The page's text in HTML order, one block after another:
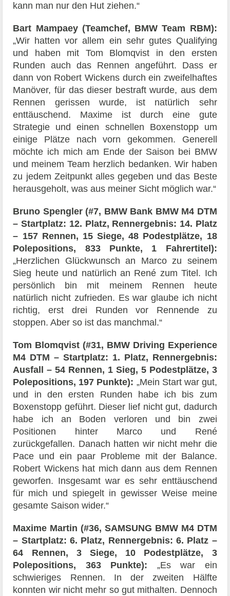
kann man nur den Hut ziehen.“
Bart Mampaey (Teamchef, BMW Team RBM):
„Wir hatten vor allem ein sehr gutes Qualifying
und haben mit Tom Blomqvist in den ersten
Runden auch das Rennen angeführt. Dass er
dann von Robert Wickens durch ein zweifelhaftes
Manöver, für das dieser bestraft wurde, aus dem
Rennen gerissen wurde, ist natürlich sehr
enttäuschend. Maxime ist durch eine gute
Strategie und einen schnellen Boxenstopp um
einige Plätze nach vorn gekommen. Generell
möchte ich mich am Ende der Saison bei BMW
und meinem Team herzlich bedanken. Wir haben
zu jedem Zeitpunkt alles gegeben und das Beste
herausgeholt, was aus meiner Sicht möglich war.“
Bruno Spengler (#7, BMW Bank BMW M4 DTM
– Startplatz: 12. Platz, Rennergebnis: 14. Platz
– 157 Rennen, 15 Siege, 48 Podestplätze, 18
Polepositions, 833 Punkte, 1 Fahrertitel):
„Herzlichen Glückwunsch an Marco zu seinem
Sieg heute und natürlich an René zum Titel. Ich
persönlich bin mit meinem Rennen heute
natürlich nicht zufrieden. Es war glaube ich nicht
richtig, erst drei Runden vor Rennende zu
stoppen. Aber so ist das manchmal.“
Tom Blomqvist (#31, BMW Driving Experience
M4 DTM – Startplatz: 1. Platz, Rennergebnis:
Ausfall – 54 Rennen, 1 Sieg, 5 Podestplätze, 3
Polepositions, 197 Punkte): „Mein Start war gut,
und in den ersten Runden habe ich bis zum
Boxenstopp geführt. Dieser lief nicht gut, dadurch
habe ich an Boden verloren und bin zwei
Positionen hinter Marco und René
zurückgefallen. Danach hatten wir nicht mehr die
Pace und ein paar Probleme mit der Balance.
Robert Wickens hat mich dann aus dem Rennen
geworfen. Insgesamt war es sehr enttäuschend
für mich und spiegelt in gewisser Weise meine
gesamte Saison wider.“
Maxime Martin (#36, SAMSUNG BMW M4 DTM
– Startplatz: 6. Platz, Rennergebnis: 6. Platz –
64 Rennen, 3 Siege, 10 Podestplätze, 3
Polepositions, 363 Punkte): „Es war ein
schwieriges Rennen. In der zweiten Hälfte
konnten wir nicht mehr so gut mithalten. Dennoch